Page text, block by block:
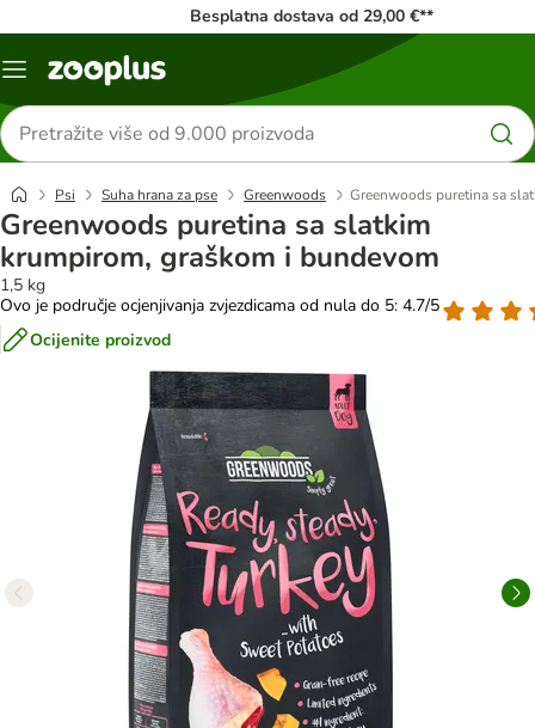
Besplatna dostava od 29,00 €**
Izbornik
Traži
proizvode
Psi Suha hrana za pse Greenwoods Greenwoods puretina sa
Greenwoods puretina sa slatkim
krumpirom, graškom i bundevom
1,5 kg
Ovo je područje ocjenjivanja zvjezdicama od nula do 5: 4.7/5
Ocijenite proizvod